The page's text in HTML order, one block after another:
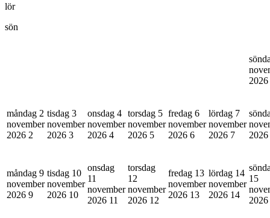
lör
sön
2026
måndag 2
november
2026 2
tisdag 3
november
2026 3
onsdag 4
november
2026 4
torsdag 5
november
2026 5
fredag 6
november
2026 6
lördag 7
november
2026 7
2026
måndag 9
november
2026 9
tisdag 10
november
2026 10
onsdag
11
november
2026 11
torsdag
12
november
2026 12
fredag 13
november
2026 13
lördag 14
november
2026 14
15
2026